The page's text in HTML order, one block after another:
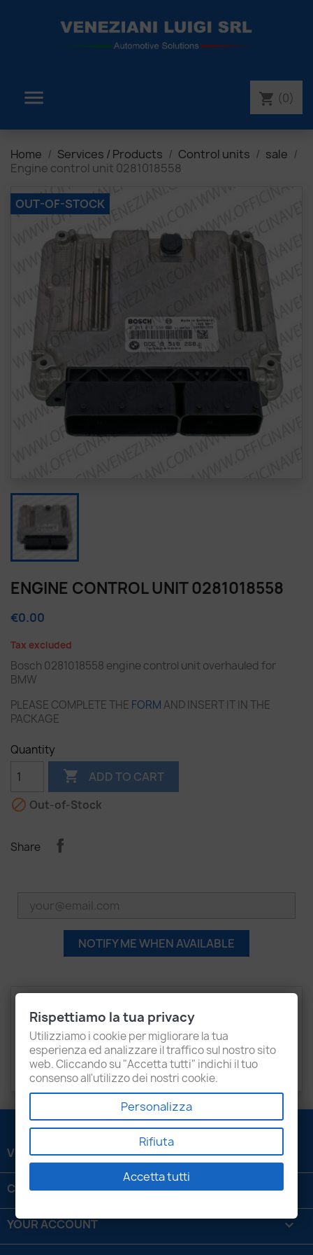
 shopping_cart (0)
Home Services / Products Control units
sale
Engine control unit 0281018558
OUT-OF-STOCK
ENGINE CONTROL UNIT 0281018558
€0.00
Tax excluded
Bosch 0281018558 engine control unit overhauled for
BMW
PLEASE COMPLETE THE FORM AND INSERT IT IN THE
PACKAGE
Quantity
 ADD TO CART
 Out-of-Stock
Share
NOTIFY ME WHEN AVAILABLE
Recensioni
BMW316d
VENEZIANI LUIGI SRL 
CONTATTACI 
YOUR ACCOUNT 
Rispettiamo la tua privacy
Utilizziamo i cookie per migliorare la tua
esperienza ed analizzare il traffico sul nostro sito
web. Cliccando su "Accetta tutti" indichi il tuo
consenso all'utilizzo dei nostri cookie.
Personalizza
Rifiuta
Accetta tutti